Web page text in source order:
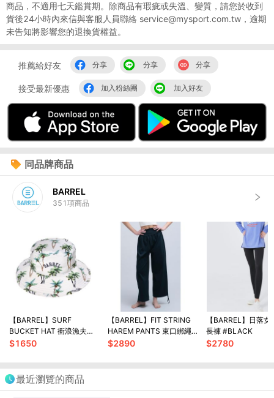
商品，不適用七天鑑賞期。除商品有瑕疵或失溫、變質，請您於收到
貨後24小時內來信與客服人員聯絡 service@mysport.com.tw，逾期
未告知將影響您的退換貨權益。
推薦給好友 分享 分享 分享
接受最新優惠 加入粉絲團 加入好友
同品牌商品
BARREL
351 項商品
【BARREL】SURF
BUCKET HAT 衝浪漁夫帽
#GREEN PALM
$1650
【BARREL】FIT STRING
HAREM PANTS 束口綁繩
哈倫褲 #BLACK
$2890
【BARREL】日落
長褲 #BLACK
$2780
最近瀏覽的商品